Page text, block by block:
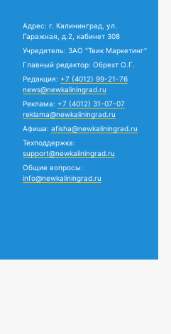
Адрес: г. Калининград, ул.
Гаражная, д.2, кабинет 308
Учредитель: ЗАО "Твик Маркетинг"
Главный редактор: Обрехт О.Г.
Редакция: +7 (4012) 99-21-76
news@newkaliningrad.ru
Реклама: +7 (4012) 31-07-07
reklama@newkaliningrad.ru
Афиша: afisha@newkaliningrad.ru
Техподдержка:
support@newkaliningrad.ru
Общие вопросы:
info@newkaliningrad.ru